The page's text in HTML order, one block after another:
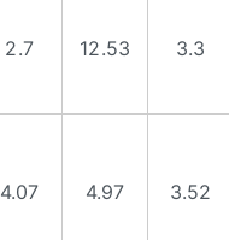
2.7 12.53 3.3
4.07 4.97 3.52